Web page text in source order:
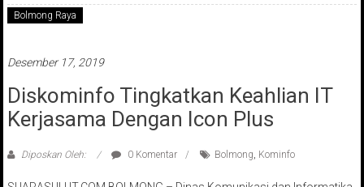
Bolmong Raya
Desember 17, 2019
Diskominfo Tingkatkan Keahlian IT
Kerjasama Dengan Icon Plus
Diposkan Oleh: 0 Komentar Bolmong, Kominfo